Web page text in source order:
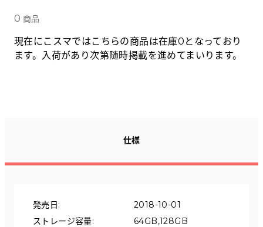
にこスマについて
マイページ
0 商品
現在にこスマではこちらの商品は在庫0となっており
ます。入荷があり次第随時掲載を進めてまいります。
仕様
発売日:
2018-10-01
ストレージ容量:
64GB,128GB